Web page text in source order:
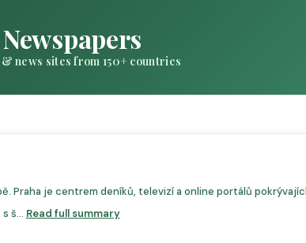
news sites from 150+ countries
Praha je centrem deníků, televizí a online portálů
š... Read full summary